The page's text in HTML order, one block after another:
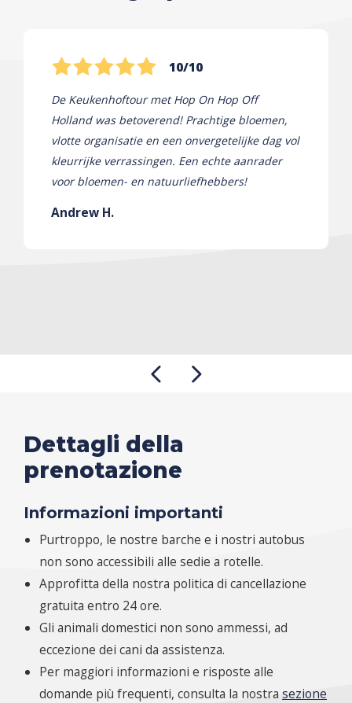
10/10
De Keukenhoftour met Hop On Hop Off
Holland was betoverend! Prachtige bloemen,
vlotte organisatie en een onvergetelijke dag vol
kleurrijke verrassingen. Een echte aanrader
voor bloemen- en natuurliefhebbers!
Andrew H.
Dettagli della
prenotazione
Informazioni importanti
Purtroppo, le nostre barche e i nostri autobus
non sono accessibili alle sedie a rotelle.
Approfitta della nostra politica di cancellazione
gratuita entro 24 ore.
Gli animali domestici non sono ammessi, ad
eccezione dei cani da assistenza.
Per maggiori informazioni e risposte alle
domande più frequenti, consulta la nostra sezione